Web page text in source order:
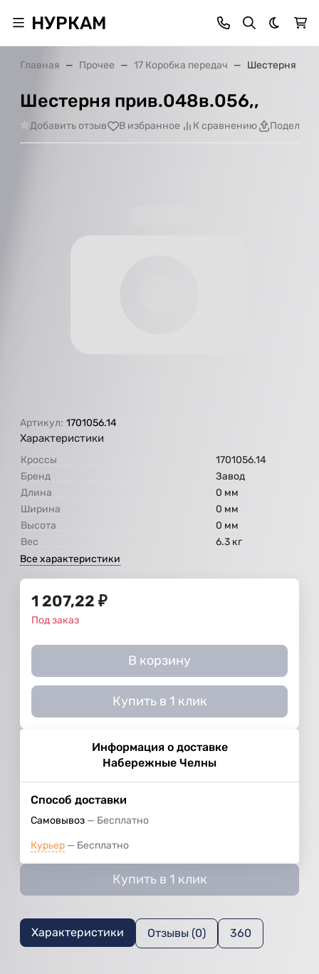
НУРКАМ Темная
Главная Прочее 17 Коробка передач Шестерня
Шестерня прив.048в.056,,
Добавить отзыв В избранное К сравнению
Артикул: 1701056.14
Характеристики
Кроссы
1701056.14
Бренд
Завод
Длина
0 мм
Ширина
0 мм
Высота
0 мм
Вес
6.3 кг
Все характеристики
1 207,22 ₽
Под заказ
В корзину
Купить в 1 клик
Информация о доставке
Набережные Челны
Способ доставки
Самовывоз Бесплатно
Курьер Бесплатно
Купить в 1 клик
Характеристики Отзывы (0) 360